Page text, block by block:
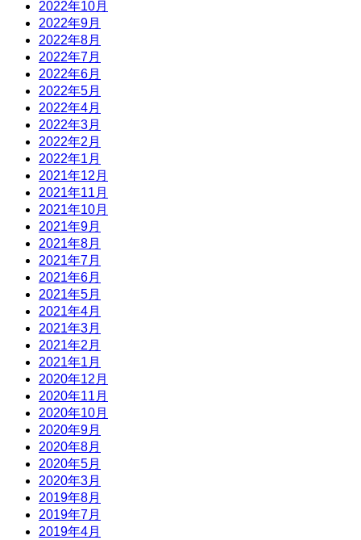
2022年10月
2022年9月
2022年8月
2022年7月
2022年6月
2022年5月
2022年4月
2022年3月
2022年2月
2022年1月
2021年12月
2021年11月
2021年10月
2021年9月
2021年8月
2021年7月
2021年6月
2021年5月
2021年4月
2021年3月
2021年2月
2021年1月
2020年12月
2020年11月
2020年10月
2020年9月
2020年8月
2020年5月
2020年3月
2019年8月
2019年7月
2019年4月